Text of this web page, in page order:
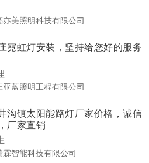
亦美照明科技有限公司
霓虹灯安装，坚持给您好的服务
亚蓝照明工程有限公司
沟镇太阳能路灯厂家价格，诚信
厂家直销
霖智能科技有限公司